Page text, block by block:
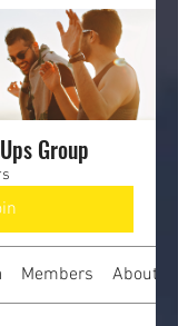
Group
Members About